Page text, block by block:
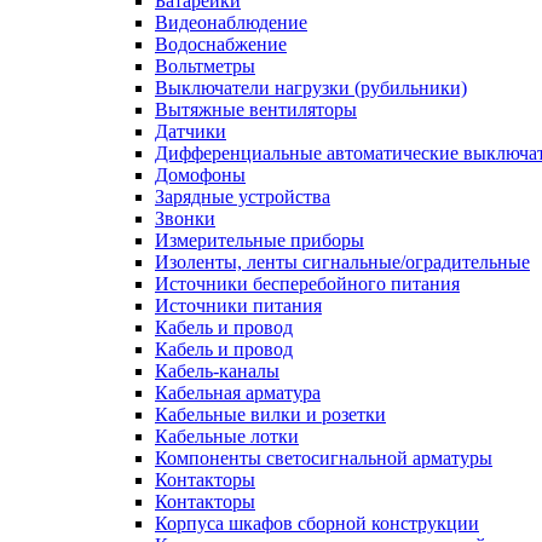
Видеонаблюдение
Водоснабжение
Вольтметры
Выключатели нагрузки (рубильники)
Вытяжные вентиляторы
Датчики
Дифференциальные автоматические
Домофоны
Зарядные устройства
Звонки
Измерительные приборы
Изоленты, ленты сигнальные/оградительные
Источники бесперебойного питания
Источники питания
Кабель и провод
Кабель и провод
Кабель-каналы
Кабельная арматура
Кабельные вилки и розетки
Кабельные лотки
Компоненты светосигнальной арматуры
Контакторы
Контакторы
Корпуса шкафов сборной конструкции